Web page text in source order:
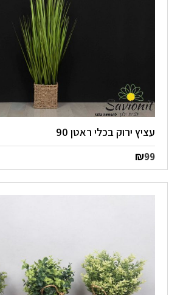
עציץ ירוק בכלי ראטן 90
₪99